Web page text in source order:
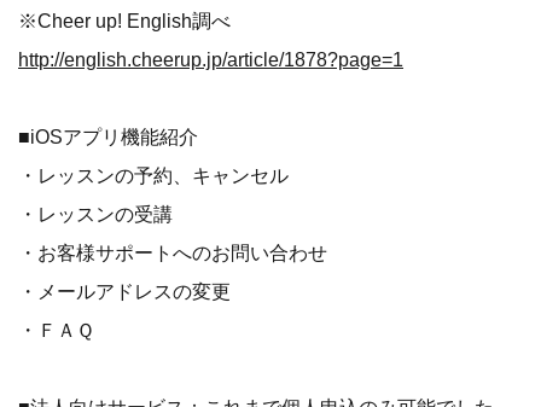
※Cheer up! English調べ
http://english.cheerup.jp/article/1878?page=1
■iOSアプリ機能紹介
・レッスンの予約、キャンセル
・レッスンの受講
・お客様サポートへのお問い合わせ
・メールアドレスの変更
・ＦＡＱ